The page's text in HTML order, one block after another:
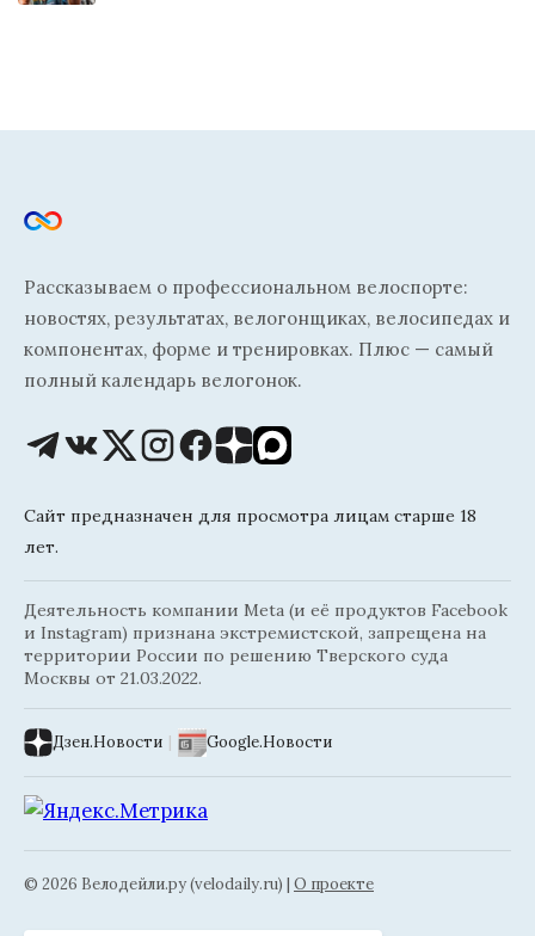
Рассказываем о профессиональном велоспорте:
новостях, результатах, велогонщиках, велосипедах и
компонентах, форме и тренировках. Плюс — самый
полный календарь велогонок.
Сайт предназначен для просмотра лицам старше 18
лет.
Деятельность компании Meta (и её продуктов Facebook
и Instagram) признана экстремистской, запрещена на
территории России по решению Тверского суда
Москвы от 21.03.2022.
Дзен.Новости | Google.Новости
© 2026 Велодейли.ру (velodaily.ru) | О проекте